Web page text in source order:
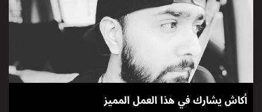
أكاش يشارك في هذا العمل المميز